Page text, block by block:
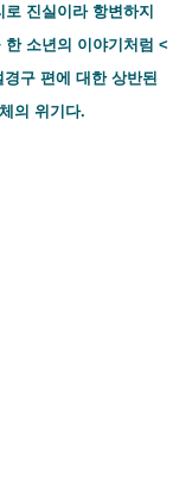
진실이라 항변하지
소년의 이야기처럼 <
구 편에 대한 상반된
의 위기다.